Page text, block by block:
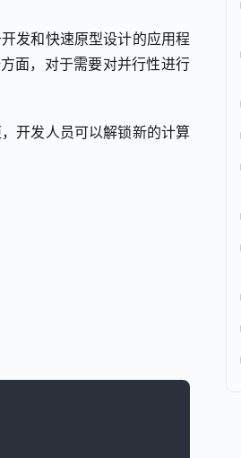
发和快速原型设计的应用程
面，对于需要对并行性进行
开发人员可以解锁新的计算